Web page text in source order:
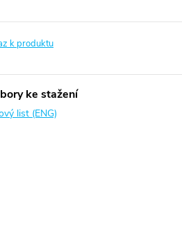
k produktu
ke stažení
list (ENG)